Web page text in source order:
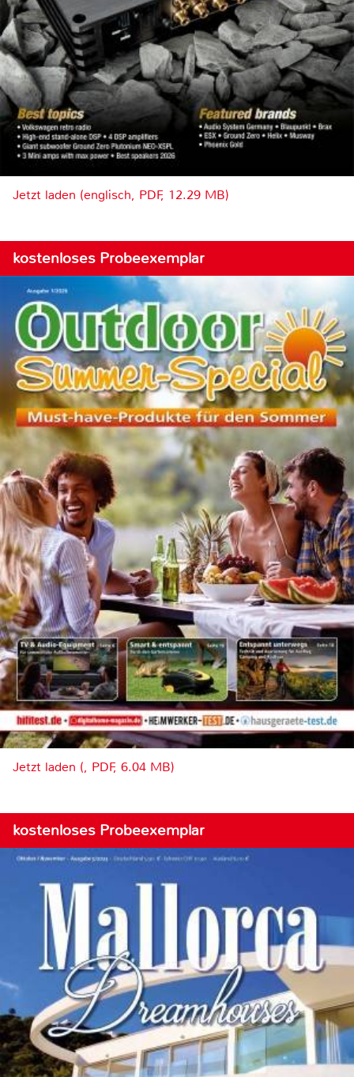
Jetzt laden (englisch, PDF, 12.29 MB)
kostenloses Probeexemplar
Jetzt laden (, PDF, 6.04 MB)
kostenloses Probeexemplar